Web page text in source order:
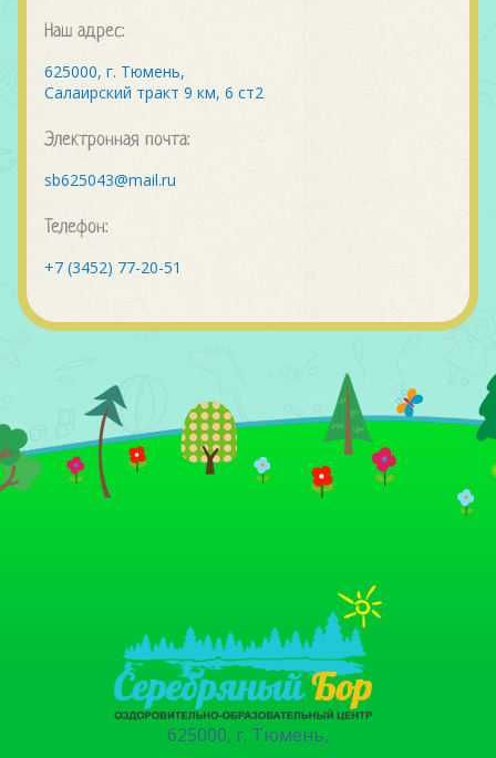
Наш адрес:
625000, г. Тюмень,
Салаирский тракт 9 км, 6 ст2
Электронная почта:
sb625043@mail.ru
Телефон:
+7 (3452) 77-20-51
625000, г. Тюмень,